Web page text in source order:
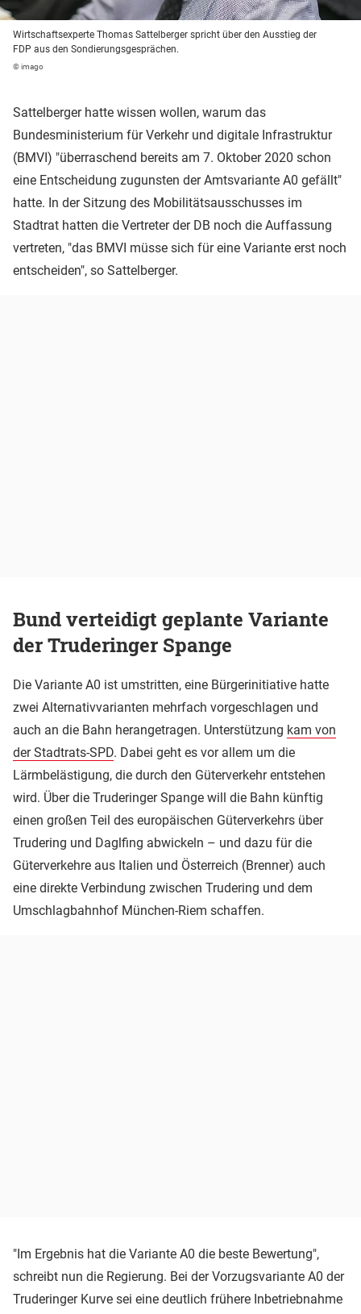
Wirtschaftsexperte Thomas Sattelberger spricht über den Ausstieg der
FDP aus den Sondierungsgesprächen.
© imago
Sattelberger hatte wissen wollen, warum das
Bundesministerium für Verkehr und digitale Infrastruktur
(BMVI) "überraschend bereits am 7. Oktober 2020 schon
eine Entscheidung zugunsten der Amtsvariante A0 gefällt"
hatte. In der Sitzung des Mobilitätsausschusses im
Stadtrat hatten die Vertreter der DB noch die Auffassung
vertreten, "das BMVI müsse sich für eine Variante erst noch
entscheiden", so Sattelberger.
Bund verteidigt geplante Variante
der Truderinger Spange
Die Variante A0 ist umstritten, eine Bürgerinitiative hatte
zwei Alternativvarianten mehrfach vorgeschlagen und
auch an die Bahn herangetragen. Unterstützung kam von
der Stadtrats-SPD. Dabei geht es vor allem um die
Lärmbelästigung, die durch den Güterverkehr entstehen
wird. Über die Truderinger Spange will die Bahn künftig
einen großen Teil des europäischen Güterverkehrs über
Trudering und Daglfing abwickeln – und dazu für die
Güterverkehre aus Italien und Österreich (Brenner) auch
eine direkte Verbindung zwischen Trudering und dem
Umschlagbahnhof München-Riem schaffen.
"Im Ergebnis hat die Variante A0 die beste Bewertung",
schreibt nun die Regierung. Bei der Vorzugsvariante A0 der
Truderinger Kurve sei eine deutlich frühere Inbetriebnahme